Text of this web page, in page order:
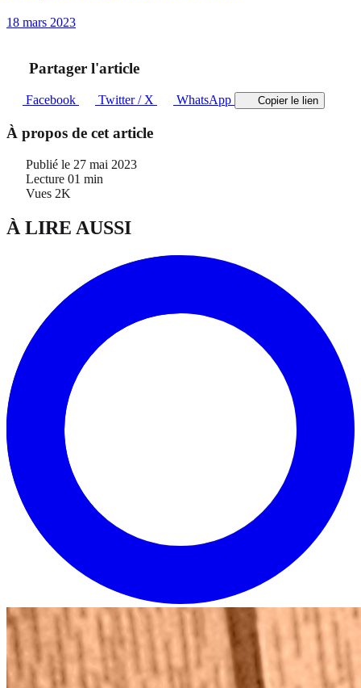
18 mars 2023
Partager l'article
Facebook Twitter / X WhatsApp Copier le lien
À propos de cet article
Publié le 27 mai 2023
Lecture 01 min
Vues 2K
À LIRE AUSSI